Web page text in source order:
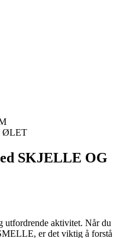
ØLET
SKJELLE OG
utfordrende aktivitet. Når du
er det viktig å forstå